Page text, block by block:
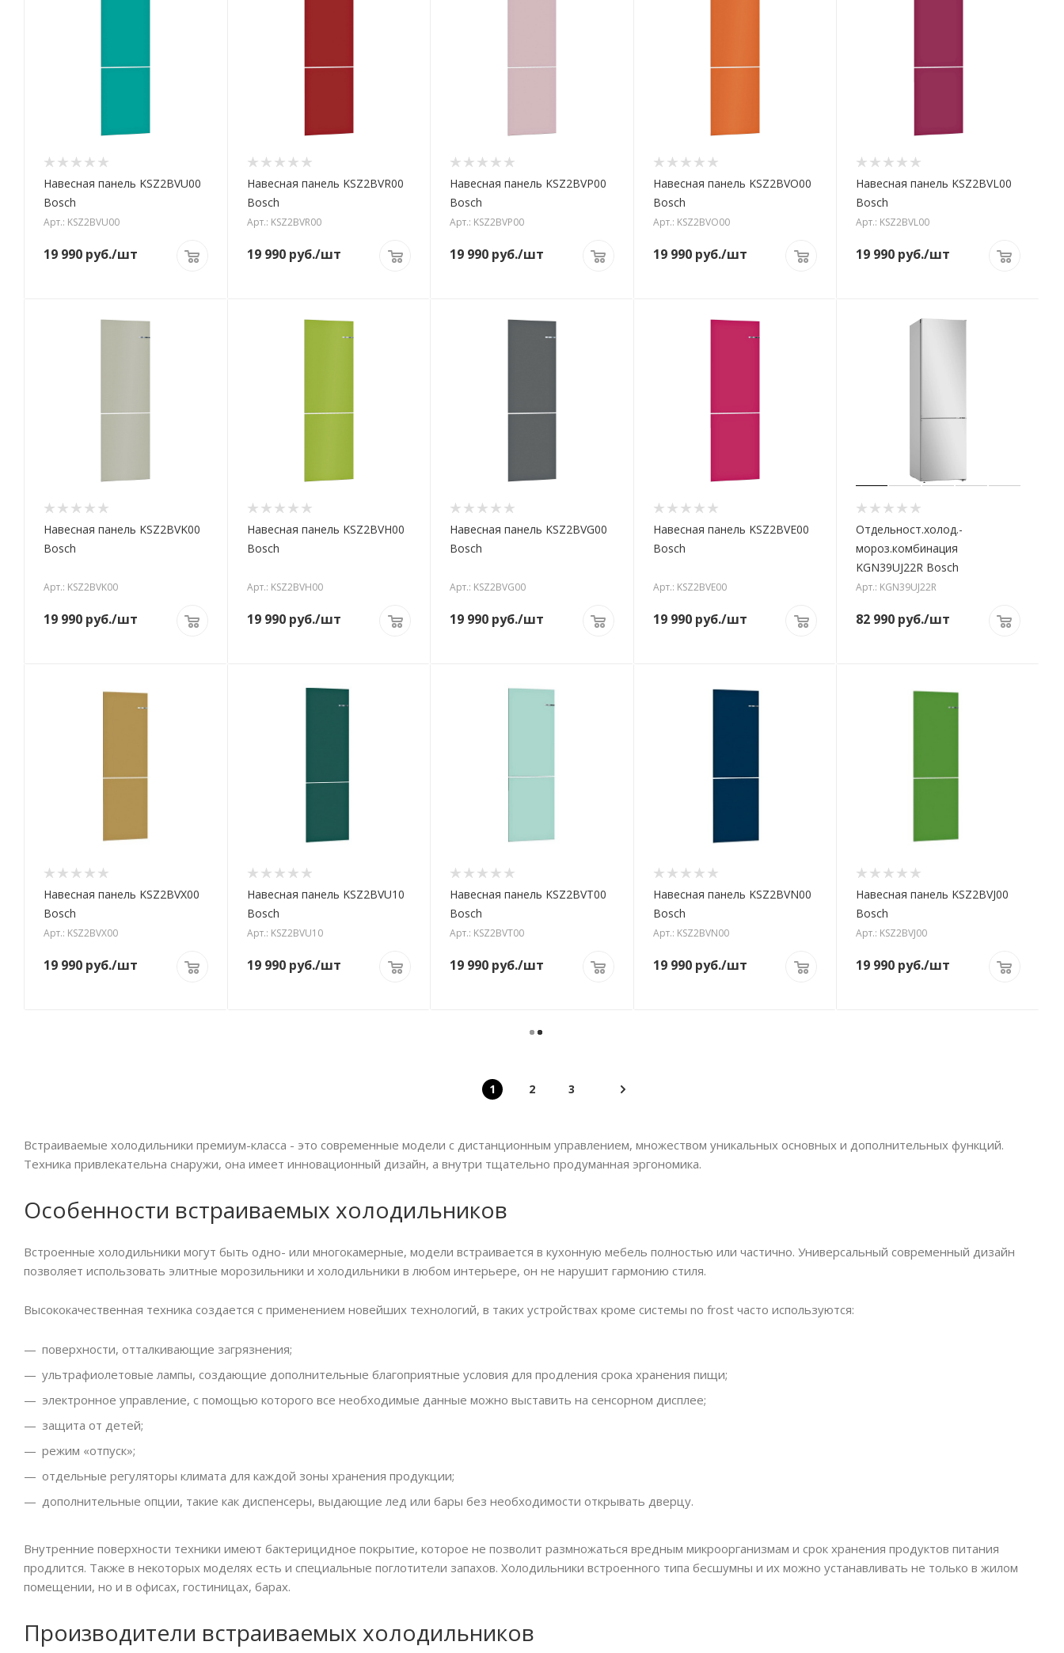
Навесная панель KSZ2BVU00
Bosch
Арт.: KSZ2BVU00
19 990 руб./шт
Навесная панель KSZ2BVR00
Bosch
Арт.: KSZ2BVR00
19 990руб./шт
Навесная панель KSZ2BVP00
Bosch
Арт.: KSZ2BVP00
19 990 руб./шт
Навесная панель KSZ2BVO00
Bosch
Арт.: KSZ2BVO00
19 990руб./шт
Навесная панель KSZ2BVL00
Bosch
Арт.: KSZ2BVL00
19 990 руб./шт
Навесная панель KSZ2BVK00
Bosch
Арт.: KSZ2BVK00
19 990 руб./шт
Навесная панель KSZ2BVH00
Bosch
Арт.: KSZ2BVH00
19 990руб./шт
Навесная панель KSZ2BVG00
Bosch
Арт.: KSZ2BVG00
19 990 руб./шт
Навесная панель KSZ2BVE00
Bosch
Арт.: KSZ2BVE00
19 990руб./шт
Отдельност.холод.-
мороз.комбинация
KGN39UJ22R Bosch
Арт.: KGN39UJ22R
82 990 руб./шт
Навесная панель KSZ2BVX00
Bosch
Арт.: KSZ2BVX00
19 990 руб./шт
Навесная панель KSZ2BVU10
Bosch
Арт.: KSZ2BVU10
19 990руб./шт
Навесная панель KSZ2BVT00
Bosch
Арт.: KSZ2BVT00
19 990 руб./шт
Навесная панель KSZ2BVN00
Bosch
Арт.: KSZ2BVN00
19 990руб./шт
Навесная панель KSZ2BVJ00
Bosch
Арт.: KSZ2BVJ00
19 990 руб./шт
1 2 3
Встраиваемые холодильники премиум-класса - это современные модели с дистанционным управлением, множеством уникальных основных и дополнительных функций.
Техника привлекательна снаружи, она имеет инновационный дизайн, а внутри тщательно продуманная эргономика.
Особенности встраиваемых холодильников
Встроенные холодильники могут быть одно- или многокамерные, модели встраивается в кухонную мебель полностью или частично. Универсальный современный дизайн
позволяет использовать элитные морозильники и холодильники в любом интерьере, он не нарушит гармонию стиля.
Высококачественная техника создается с применением новейших технологий, в таких устройствах кроме системы no frost часто используются:
поверхности, отталкивающие загрязнения;
ультрафиолетовые лампы, создающие дополнительные благоприятные условия для продления срока хранения пищи;
электронное управление, с помощью которого все необходимые данные можно выставить на сенсорном дисплее;
защита от детей;
режим «отпуск»;
отдельные регуляторы климата для каждой зоны хранения продукции;
дополнительные опции, такие как диспенсеры, выдающие лед или бары без необходимости открывать дверцу.
Внутренние поверхности техники имеют бактерицидное покрытие, которое не позволит размножаться вредным микроорганизмам и срок хранения продуктов питания
продлится. Также в некоторых моделях есть и специальные поглотители запахов. Холодильники встроенного типа бесшумны и их можно устанавливать не только в жилом
помещении, но и в офисах, гостиницах, барах.
Производители встраиваемых холодильников